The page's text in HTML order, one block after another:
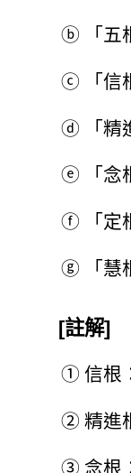
ⓑ 「
ⓒ 「
ⓓ 「
ⓔ 「
ⓕ 「
ⓖ 「
[註解]
① 信根
② 精進
③ 念根